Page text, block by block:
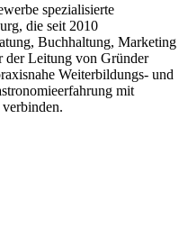
spezialisierte
die seit 2010
Buchhaltung, Marketing
der Leitung von Gründer
Weiterbildungs- und
mit